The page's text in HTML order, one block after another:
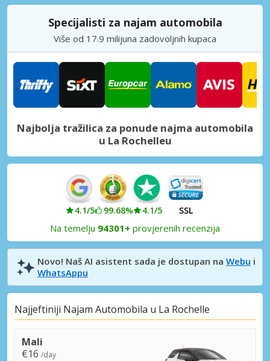
Specijalisti za najam automobila
Više od 17.9 milijuna zadovoljnih kupaca
Najbolja tražilica za ponude najma automobila
u La Rochelleu
4.1/5 99.68% 4.1/5 SSL
Na temelju 94301+ provjerenih recenzija
Novo! Naš AI asistent sada je dostupan na Webu i
WhatsAppu
Najjeftiniji Najam Automobila u La Rochelle
Mali
€16 /day